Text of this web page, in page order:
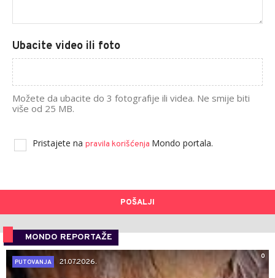
Ubacite video ili foto
Možete da ubacite do 3 fotografije ili videa. Ne smije biti
više od 25 MB.
Pristajete na pravila korišćenja Mondo portala.
POŠALJI
MONDO REPORTAŽE
0
PUTOVANJA
21.07.2026.